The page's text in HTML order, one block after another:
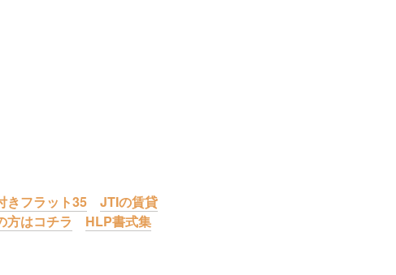
きフラット35
JTIの賃貸
方はコチラ HLP書式集